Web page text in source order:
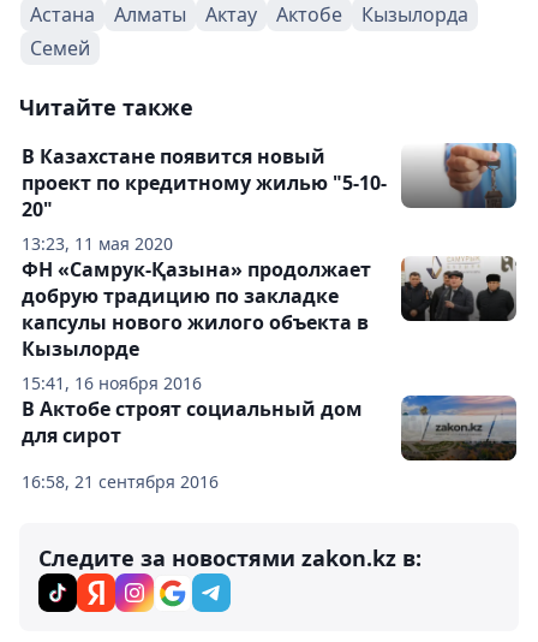
Астана Алматы Актау Актобе
Кызылорда
Семей
Читайте также
13:23, 11 мая 2020
В Казахстане появится новый
проект по кредитному жилью "5-10-
20"
15:41, 16 ноября 2016
ФН «Самрук-Қазына» продолжает
добрую традицию по закладке
капсулы нового жилого объекта в
Кызылорде
16:58, 21 сентября 2016
В Актобе строят социальный дом
для сирот
Следите за новостями zakon.kz в: